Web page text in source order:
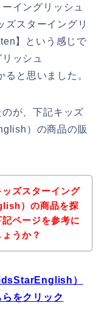
イングリッシュ
スターイングリ
】という感じで
ッシュ
と思いました。
が、下記キッズ
）の商品の販
ズスターイング
）の商品を探
ページを参考に
うか？
）
をクリック